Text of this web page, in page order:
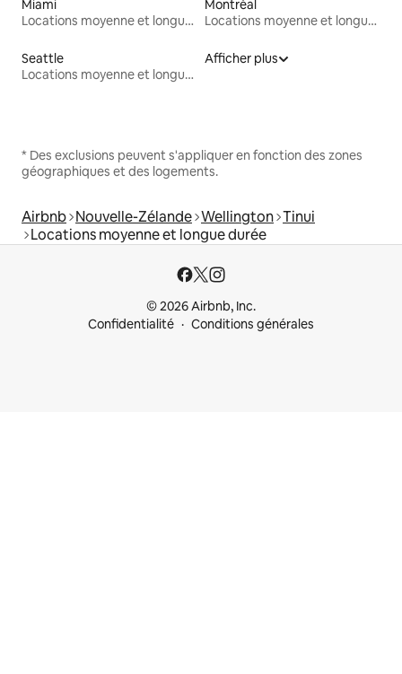
Miami
Locations moyenne et longue durée
Montréal
Locations moyenne et longue durée
Seattle
Locations moyenne et longue durée
Afficher plus
* Des exclusions peuvent s'appliquer en fonction des zones
géographiques et des logements.
Airbnb Nouvelle-Zélande Wellington Tinui
Locations moyenne et longue durée
© 2026 Airbnb, Inc.
Confidentialité
Conditions générales